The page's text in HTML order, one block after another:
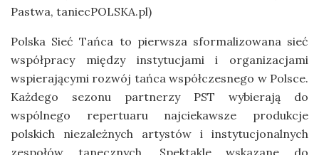
Pastwa, taniecPOLSKA.pl)
Polska Sieć Tańca to pierwsza sformalizowana sieć
współpracy między instytucjami i organizacjami
wspierającymi rozwój tańca współczesnego w Polsce.
Każdego sezonu partnerzy PST wybierają do
wspólnego repertuaru najciekawsze produkcje
polskich niezależnych artystów i instytucjonalnych